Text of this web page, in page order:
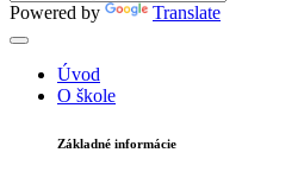
Powered by Translate
Úvod
O škole
Základné informácie